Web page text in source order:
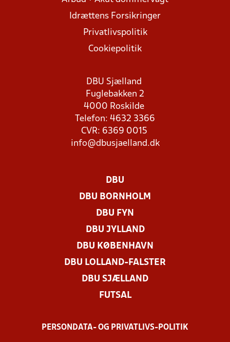
Idrættens Forsikringer
Privatlivspolitik
Cookiepolitik
DBU Sjælland
Fuglebakken 2
4000 Roskilde
Telefon: 4632 3366
CVR: 6369 0015
info@dbusjaelland.dk
DBU
DBU BORNHOLM
DBU FYN
DBU JYLLAND
DBU KØBENHAVN
DBU LOLLAND-FALSTER
DBU SJÆLLAND
FUTSAL
PERSONDATA- OG PRIVATLIVS-POLITIK